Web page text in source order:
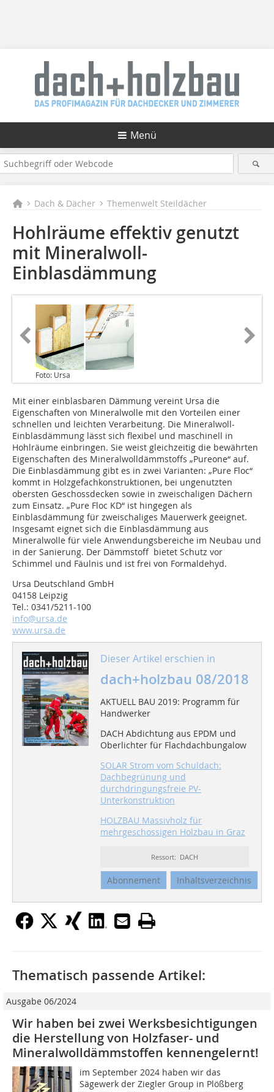
Menü
Dach & Dächer Themenwelt Steildächer
Hohlräume effektiv genutzt
mit Mineralwoll-
Einblasdämmung
Foto: Ursa
Mit einer einblasbaren Dämmung vereint Ursa die
Eigenschaften von Mineralwolle mit den Vorteilen einer
schnellen und leichten Ver­arbeitung. Die Mineralwoll-
Einblasdämmung lässt sich flexibel und maschinell in
Hohlräume einbringen. Sie weist gleichzeitig die bewährten
Eigenschaften des Mineralwolldämmstoffs „Pureone“ auf.
Die Einblasdämmung gibt es in zwei Varianten: „Pure Floc“
kommt in Holzgefachkonstruktionen, bei ungenutzten
obersten Geschossdecken sowie in zweischaligen Dächern
zum Einsatz. „Pure Floc KD“ ist hingegen als
Einblasdämmung für zweischaliges Mauerwerk geeignet.
Insgesamt eignet sich die Einblasdämmung aus
Mineralwolle für viele Anwendungsbereiche im Neubau und
in der Sanierung. Der Dämmstoff bietet Schutz vor
Schimmel und Fäulnis und ist frei von Formaldehyd.
Ursa Deutschland GmbH
04158 Leipzig
Tel.: 0341/5211-100
info@ursa.de
www.ursa.de
Dieser Artikel erschien in
dach+holzbau 08/2018
AKTUELL BAU 2019: Programm für
Handwerker
DACH Abdichtung aus EPDM und
Oberlichter für Flachdachbungalow
SOLAR Strom vom Schuldach:
Dachbegrünung und
durchdringungsfreie PV-
Unterkonstruktion
HOLZBAU Massivholz für
mehrgeschossigen Holzbau in Graz
Ressort: DACH
Abonnement Inhaltsverzeichnis
Thematisch passende Artikel:
Ausgabe 06/2024
Wir haben bei zwei Werksbesichtigungen
die Herstellung von Holzfaser- und
Mineralwolldämmstoffen kennengelernt!
im September 2024 haben wir das
Sägewerk der Ziegler Group in Plößberg